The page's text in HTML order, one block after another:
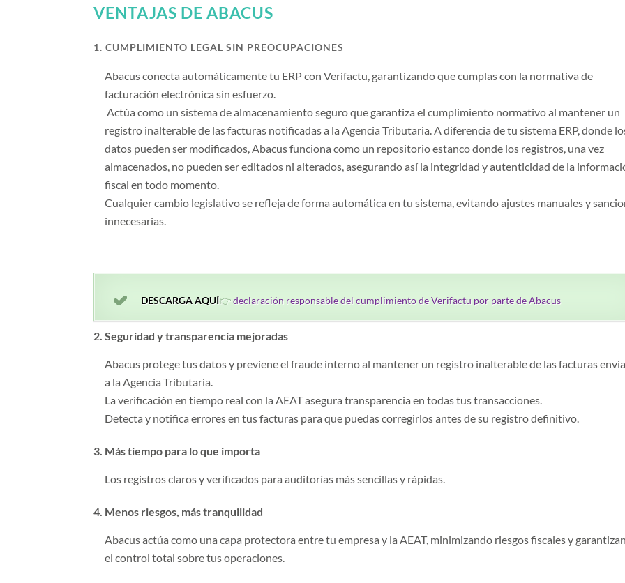
VENTAJAS DE ABACUS
1. CUMPLIMIENTO LEGAL SIN PREOCUPACIONES
Abacus conecta automáticamente tu ERP con Verifactu, garantizando que cumplas con la normativa de
facturación electrónica sin esfuerzo.
Actúa como un sistema de almacenamiento seguro que garantiza el cumplimiento normativo al mantener un
registro inalterable de las facturas notificadas a la Agencia Tributaria. A diferencia de tu sistema ERP, donde
datos pueden ser modificados, Abacus funciona como un repositorio estanco donde los registros, una vez
almacenados, no pueden ser editados ni alterados, asegurando así la integridad y autenticidad de la
fiscal en todo momento.
Cualquier cambio legislativo se refleja de forma automática en tu sistema, evitando ajustes manuales y
innecesarias.
DESCARGA AQUÍ👉declaración responsable del cumplimiento de Verifactu por parte de Abacus
2. Seguridad y transparencia mejoradas
Abacus protege tus datos y previene el fraude interno al mantener un registro inalterable de las facturas
a la Agencia Tributaria.
La verificación en tiempo real con la AEAT asegura transparencia en todas tus transacciones.
Detecta y notifica errores en tus facturas para que puedas corregirlos antes de su registro definitivo.
3. Más tiempo para lo que importa
Los registros claros y verificados para auditorías más sencillas y rápidas.
4. Menos riesgos, más tranquilidad
Abacus actúa como una capa protectora entre tu empresa y la AEAT, minimizando riesgos fiscales y
el control total sobre tus operaciones.